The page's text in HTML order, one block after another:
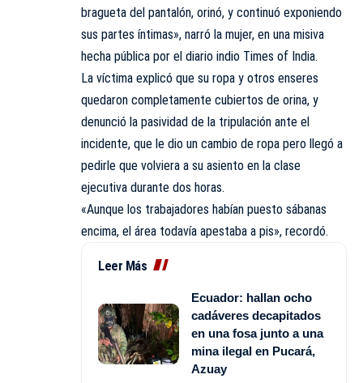
bragueta del pantalón, orinó, y continuó exponiendo
sus partes íntimas», narró la mujer, en una misiva
hecha pública por el diario indio Times of India.
La víctima explicó que su ropa y otros enseres
quedaron completamente cubiertos de orina, y
denunció la pasividad de la tripulación ante el
incidente, que le dio un cambio de ropa pero llegó a
pedirle que volviera a su asiento en la clase
ejecutiva durante dos horas.
«Aunque los trabajadores habían puesto sábanas
encima, el área todavía apestaba a pis», recordó.
Leer Más
Ecuador: hallan ocho
cadáveres decapitados
en una fosa junto a una
mina ilegal en Pucará,
Azuay